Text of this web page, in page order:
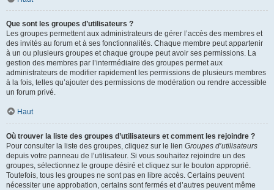
Que sont les groupes d’utilisateurs ?
Les groupes permettent aux administrateurs de gérer l’accès des membres et
des invités au forum et à ses fonctionnalités. Chaque membre peut appartenir
à un ou plusieurs groupes et chaque groupe peut avoir ses permissions. La
gestion des membres par l’intermédiaire des groupes permet aux
administrateurs de modifier rapidement les permissions de plusieurs membres
à la fois, telles qu’ajouter des permissions de modération ou rendre accessible
un forum privé.
Haut
Où trouver la liste des groupes d’utilisateurs et comment les rejoindre ?
Pour consulter la liste des groupes, cliquez sur le lien Groupes d’utilisateurs
depuis votre panneau de l’utilisateur. Si vous souhaitez rejoindre un des
groupes, sélectionnez le groupe désiré et cliquez sur le bouton approprié.
Toutefois, tous les groupes ne sont pas en libre accès. Certains peuvent
nécessiter une approbation, certains sont fermés et d’autres peuvent même